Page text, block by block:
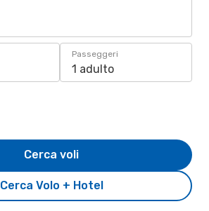
Passeggeri
1 adulto
Cerca Volo + Hotel
Cerca voli